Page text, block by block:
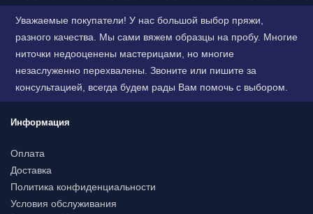
Уважаемые покупатели! У нас большой выбор пряжи,
разного качества. Мы сами вяжем образцы на пробу. Многие
ниточки недооценены мастерицами, но многие
незаслуженно перехвалены. Звоните или пишите за
консультацией, всегда будем рады Вам помочь с выбором.
Информация
Оплата
Доставка
Политика конфиденциальности
Условия обслуживания